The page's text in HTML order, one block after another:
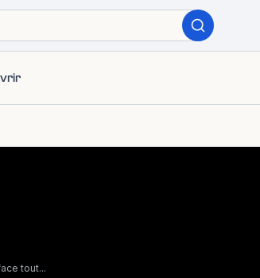
tout...